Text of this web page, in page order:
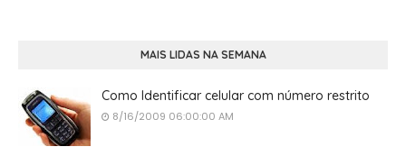
MAIS LIDAS NA SEMANA
Como Identificar celular com número restrito
8/16/2009 06:00:00 AM